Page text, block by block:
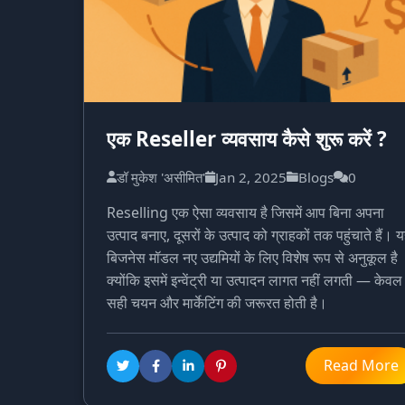
एक Reseller व्यवसाय कैसे शुरू करें ?
डॉ मुकेश 'असीमित' Jan 2, 2025 Blogs 0
Reselling एक ऐसा व्यवसाय है जिसमें आप बिना अपना
उत्पाद बनाए, दूसरों के उत्पाद को ग्राहकों तक पहुंचाते हैं।
बिजनेस मॉडल नए उद्यमियों के लिए विशेष रूप से अनुकूल है
क्योंकि इसमें इन्वेंट्री या उत्पादन लागत नहीं लगती — केवल
सही चयन और मार्केटिंग की जरूरत होती है।
Read More